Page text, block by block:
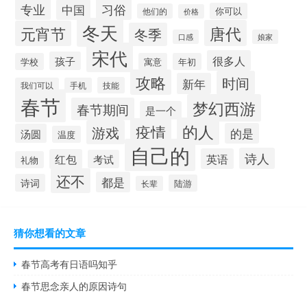
专业 中国 习俗 他们的 价格 你可以
元宵节 冬天 冬季 口感 唐代 娘家
学校 孩子 宋代 寓意 年初 很多人
我们可以 手机 技能 攻略 新年 时间
春节 春节期间 是一个 梦幻西游
汤圆 温度 游戏 疫情 的人 的是
礼物 红包 考试 自己的 英语 诗人
诗词 还不 都是 长辈 陆游
猜你想看的文章
春节高考有日语吗知乎
春节思念亲人的原因诗句